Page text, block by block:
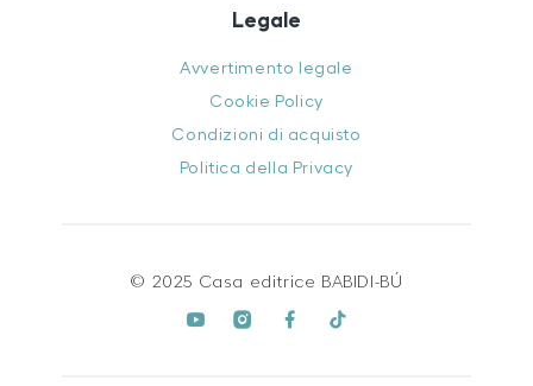
Legale
Avvertimento legale
Cookie Policy
Condizioni di acquisto
Politica della Privacy
© 2025 Casa editrice BABIDI-BÚ